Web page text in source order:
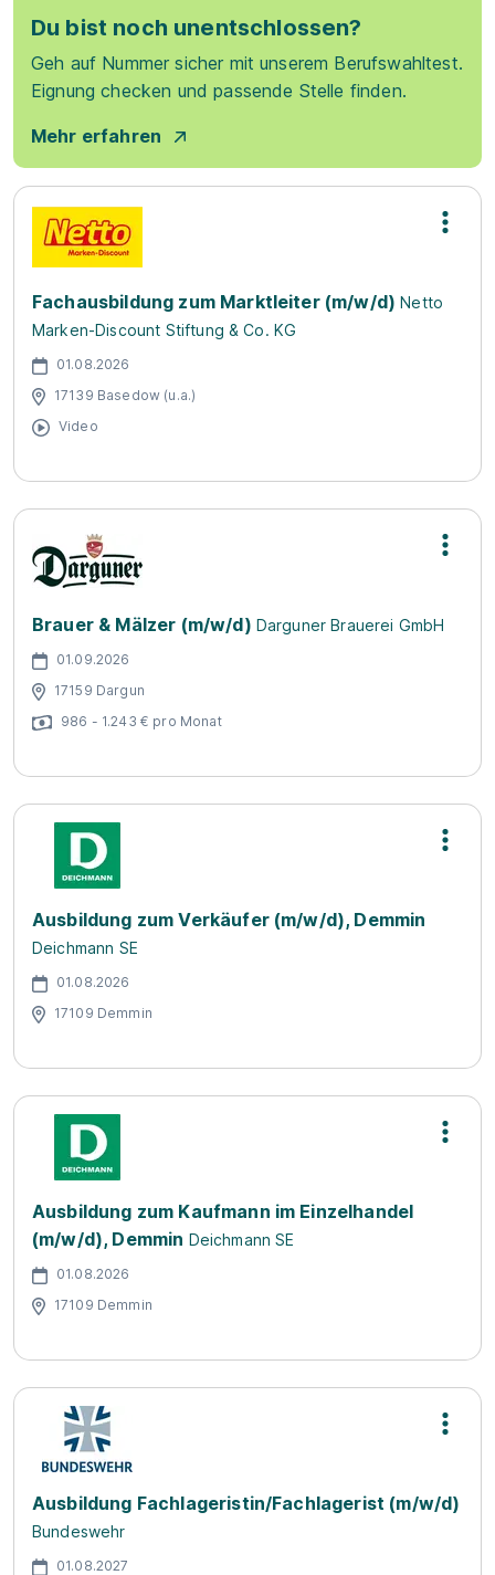
Du bist noch unentschlossen?
Geh auf Nummer sicher mit unserem Berufswahltest.
Eignung checken und passende Stelle finden.
Mehr erfahren
Fachausbildung zum Marktleiter (m/w/d) Netto
Marken-Discount Stiftung & Co. KG
01.08.2026
17139 Basedow (u.a.)
Video
Brauer & Mälzer (m/w/d) Darguner Brauerei GmbH
01.09.2026
17159 Dargun
986 - 1.243 € pro Monat
Ausbildung zum Verkäufer (m/w/d), Demmin
Deichmann SE
01.08.2026
17109 Demmin
Ausbildung zum Kaufmann im Einzelhandel
(m/w/d), Demmin Deichmann SE
01.08.2026
17109 Demmin
Ausbildung Fachlageristin/Fachlagerist (m/w/d)
Bundeswehr
01.08.2027